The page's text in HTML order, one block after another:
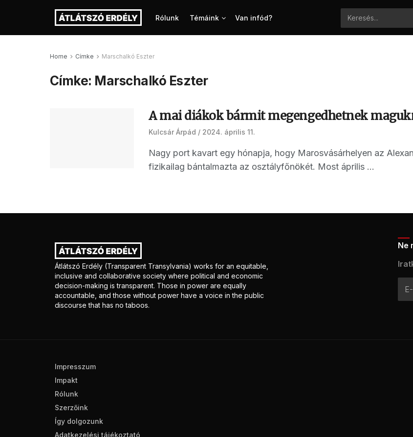
Rólunk Témáink Van infód?
Home Címke Marschalkó Eszter
Címke: Marschalkó Eszter
A mai diákok bármit megengedhetnek
Kulcsár Árpád 2024. április 11.
Nagy port kavart egy hónapja, hogy Marosvásárhelyen az
fizikailag bántalmazta az osztályfőnökét. Most április ...
Átlátszó Erdély (Transparent Transylvania) works for an equitable,
inclusive and collaborative society where political and economic
decision-making is transparent. Those in power are equally
accountable, and those without power have a voice in the public
discourse that has no taboos.
Ne
Impresszum
Impakt
Rólunk
Szerzőink
Így dolgozunk
Adatkezelési tájékoztató